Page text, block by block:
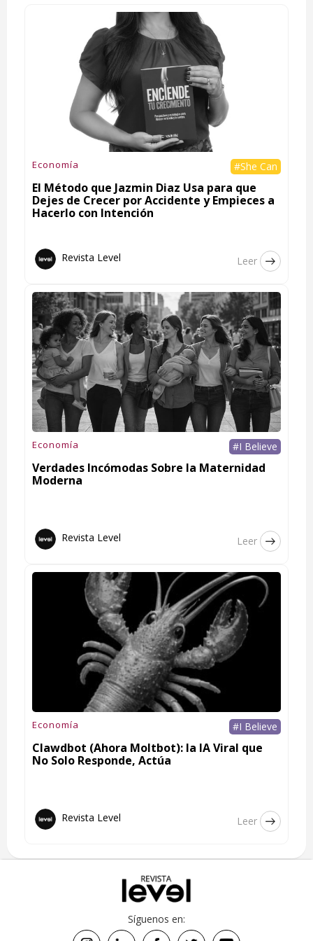
Economía #She Can
El Método que Jazmin Diaz Usa para que
Dejes de Crecer por Accidente y Empieces a
Hacerlo con Intención
Revista Level Leer
Economía #I Believe
Verdades Incómodas Sobre la Maternidad
Moderna
Revista Level Leer
Economía #I Believe
Clawdbot (Ahora Moltbot): la IA Viral que
No Solo Responde, Actúa
Revista Level Leer
Síguenos en: